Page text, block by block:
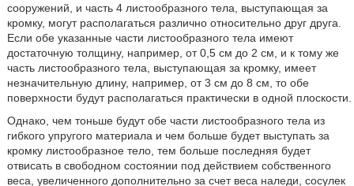
сооружений, и часть 4 листообразного тела, выступающая за
кромку, могут располагаться различно относительно друг друга.
Если обе указанные части листообразного тела имеют
достаточную толщину, например, от 0,5 см до 2 см, и к тому же
часть листообразного тела, выступающая за кромку, имеет
незначительную длину, например, от 3 см до 8 см, то обе
поверхности будут располагаться практически в одной плоскости.
Однако, чем тоньше будут обе части листообразного тела из
гибкого упругого материала и чем больше будет выступать за
кромку листообразное тело, тем больше последняя будет
отвисать в свободном состоянии под действием собственного
веса, увеличенного дополнительно за счет веса наледи, сосулек